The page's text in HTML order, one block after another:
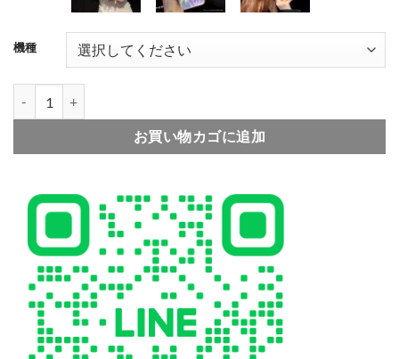
001 002
機種
お買い物カゴに追加